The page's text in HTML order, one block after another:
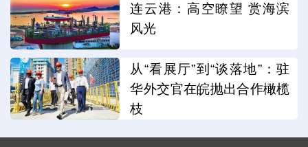
连云港：高空瞭望 赏海滨
风光
从“看展厅”到“谈落地”：驻
华外交官在皖抛出合作橄榄
枝